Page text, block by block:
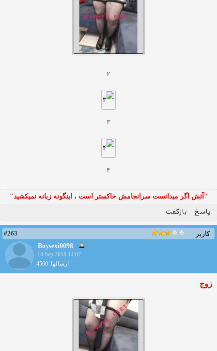
۲
۳
۴
"آتش اگر ميدانست سرانجامش خاكستر است ، اينگونه زبانه نميكشيد"
پاسخ بازگفت
کاربر
#263
Boysexi0098
14 Sep 2018 14:07
ارسالها: 4560
زوج